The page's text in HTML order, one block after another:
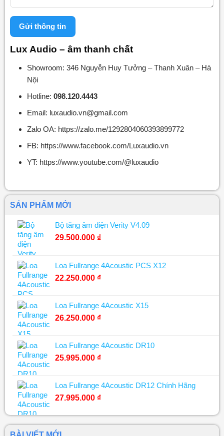
Lux Audio – âm thanh chất
Showroom: 346 Nguyễn Huy Tưởng – Thanh Xuân – Hà
Nội
Hotline:098.120.4443
Email: luxaudio.vn@gmail.com
Zalo OA: https://zalo.me/1292804060393899772
FB: https://www.facebook.com/Luxaudio.vn
YT: https://www.youtube.com/@luxaudio
SẢN PHẨM MỚI
Bộ tăng âm điện Verity V4.09
29.500.000 ₫
Loa Fullrange 4Acoustic PCS X12
22.250.000 ₫
Loa Fullrange 4Acoustic X15
26.250.000 ₫
Loa Fullrange 4Acoustic DR10
25.995.000 ₫
Loa Fullrange 4Acoustic DR12 Chính Hãng
27.995.000 ₫